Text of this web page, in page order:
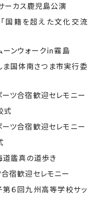
ーカス鹿児島公演
国籍を超えた文化交流
ンウォーク㏌霧島
国体南さつま市実行委
ツ合宿歓迎セレモニー
式
ツ合宿歓迎セレモニー
鑑真の道歩き
宿歓迎セレモニー
６回九州高等学校サッ